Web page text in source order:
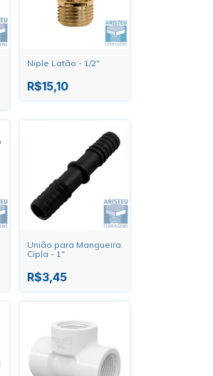
Niple Latão - 1/2"
R$15,10
União para Mangueira
Cipla - 1"
R$3,45